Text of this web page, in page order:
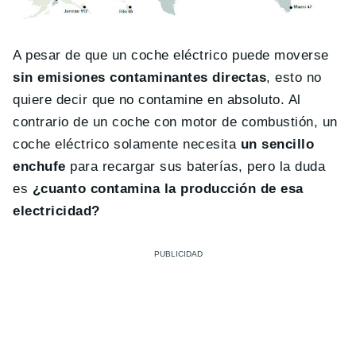
A pesar de que un coche eléctrico puede moverse
sin emisiones contaminantes directas, esto no
quiere decir que no contamine en absoluto. Al
contrario de un coche con motor de combustión, un
coche eléctrico solamente necesitaun sencillo
enchufe para recargar sus baterías, pero la duda
es ¿cuanto contamina la producción de esa
electricidad?